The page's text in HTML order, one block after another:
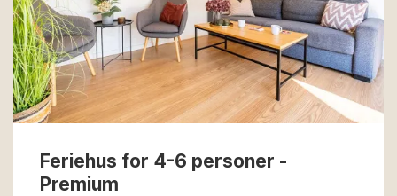
Feriehus for 4-6 personer -
Premium